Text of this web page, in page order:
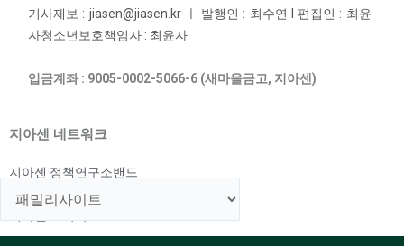
기사제보 : jiasen@jiasen.kr ㅣ 발행인 : 최수연 l 편집인 : 최윤
자청소년보호책임자 : 최윤자
입금계좌 : 9005-0002-5066-6 (새마을금고, 지아센)
지아센 네트워크
지아센 정책연구소밴드
지아센 해외아동지원국